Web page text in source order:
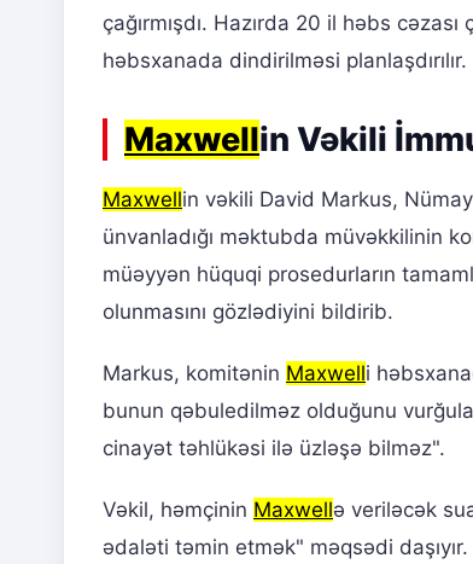
çağırmışdı. Hazırda 20 il həbs cəzası
həbsxanada dindirilməsi planlaşdırılır.
Maxwellin Vəkili
Maxwellin vəkili David Markus,
ünvanladığı məktubda müvəkkilinin
müəyyən hüquqi prosedurların
olunmasını gözlədiyini bildirib.
Markus, komitənin Maxwelli
bunun qəbuledilməz olduğunu
cinayət təhlükəsi ilə üzləşə bilməz".
Vəkil, həmçinin Maxwellə veriləcək
ədaləti təmin etmək" məqsədi